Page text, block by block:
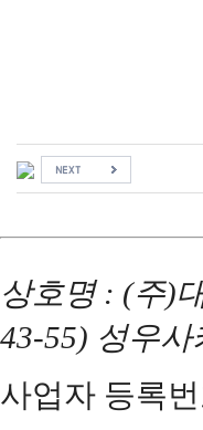
상호명 : (주)
43-55) 성우
사업자 등록번